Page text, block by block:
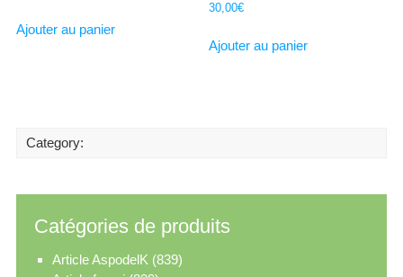
Ajouter au panier
30,00€
Ajouter au panier
Category:
Catégories de produits
Article AspodelK (839)